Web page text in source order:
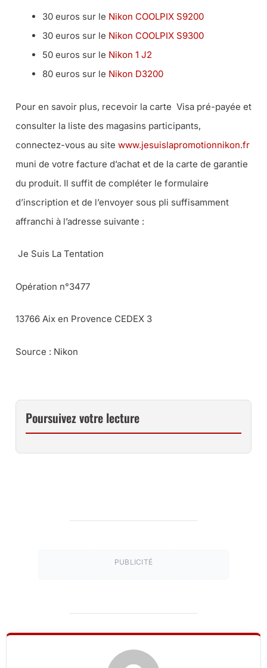
30 euros sur le Nikon COOLPIX S9200
30 euros sur le Nikon COOLPIX S9300
50 euros sur le Nikon 1 J2
80 euros sur le Nikon D3200
Pour en savoir plus, recevoir la carte Visa pré-payée et
consulter la liste des magasins participants,
connectez-vous au site www.jesuislapromotionnikon.fr
muni de votre facture d’achat et de la carte de garantie
du produit. Il suffit de compléter le formulaire
d’inscription et de l’envoyer sous pli suffisamment
affranchi à l’adresse suivante :
Je Suis La Tentation
Opération n°3477
13766 Aix en Provence CEDEX 3
Source : Nikon
Poursuivez votre lecture
PUBLICITÉ